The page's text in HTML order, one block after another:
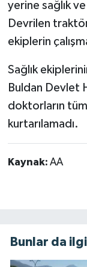
yerine sağlık
Devrilen
ekiplerin
Sağlık
Buldan Devlet
doktorların
kurtarılamadı.
Kaynak: AA
Bunlar da